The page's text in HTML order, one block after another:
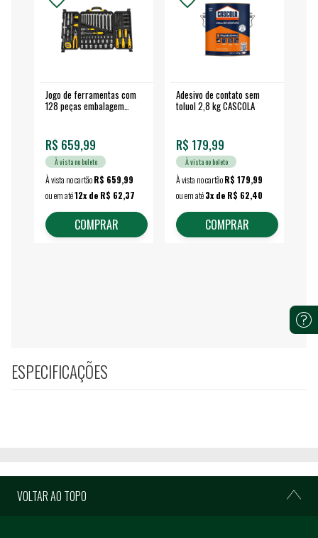
Jogo de ferramentas com
128 peças embalagem
R$ 659,99
À vista no boleto
À vista no cartãoR$ 659,99
ou em até12x de R$ 62,37
COMPRAR
Adesivo de contato sem
toluol 2,8 kg CASCOLA
R$ 179,99
À vista no boleto
À vista no cartãoR$ 179,99
ou em até3x de R$ 62,40
COMPRAR
ESPECIFICAÇÕES
VOLTAR AO TOPO